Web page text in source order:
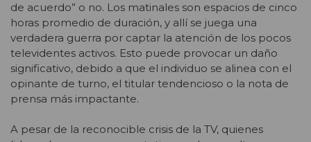
de acuerdo” o no. Los matinales son espacios de cinco
horas promedio de duración, y allí se juega una
verdadera guerra por captar la atención de los pocos
televidentes activos. Esto puede provocar un daño
significativo, debido a que el individuo se alinea con el
opinante de turno, el titular tendencioso o la nota de
prensa más impactante.
A pesar de la reconocible crisis de la TV, quienes